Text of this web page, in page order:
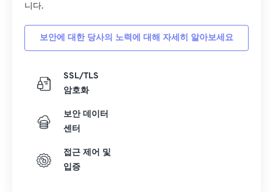
니다.
보안에 대한 당사의 노력에 대해 자세히 알아보세요
SSL/TLS
암호화
보안 데이터
센터
접근 제어 및
입증